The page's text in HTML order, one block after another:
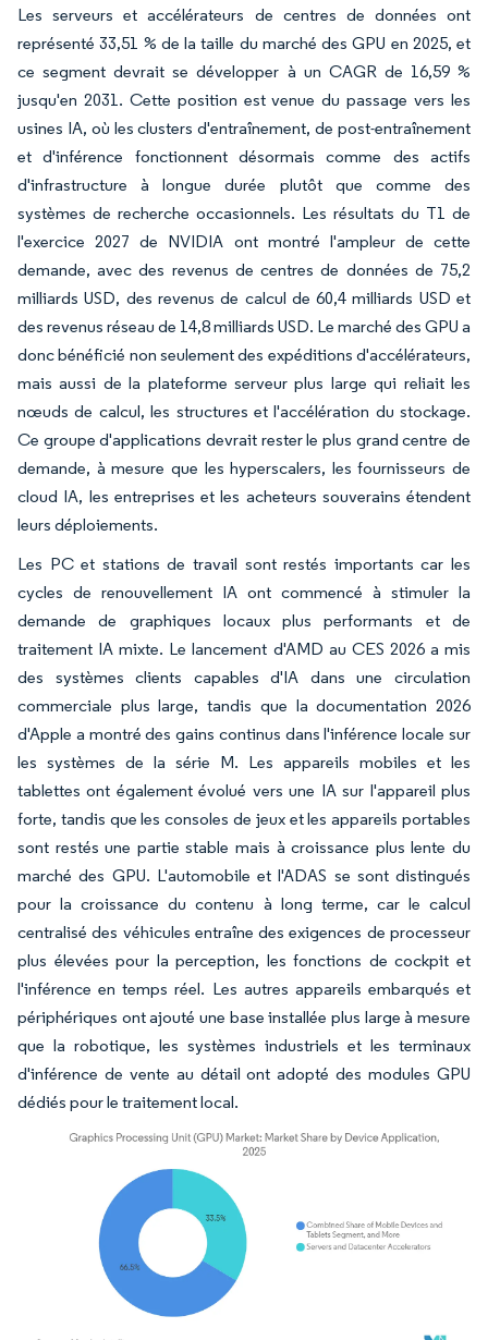
Les serveurs et accélérateurs de centres de données ont
représenté 33,51 % de la taille du marché des GPU en 2025, et
ce segment devrait se développer à un CAGR de 16,59 %
jusqu'en 2031. Cette position est venue du passage vers les
usines IA, où les clusters d'entraînement, de post-entraînement
et d'inférence fonctionnent désormais comme des actifs
d'infrastructure à longue durée plutôt que comme des
systèmes de recherche occasionnels. Les résultats du T1 de
l'exercice 2027 de NVIDIA ont montré l'ampleur de cette
demande, avec des revenus de centres de données de 75,2
milliards USD, des revenus de calcul de 60,4 milliards USD et
des revenus réseau de 14,8 milliards USD. Le marché des GPU a
donc bénéficié non seulement des expéditions d'accélérateurs,
mais aussi de la plateforme serveur plus large qui reliait les
nœuds de calcul, les structures et l'accélération du stockage.
Ce groupe d'applications devrait rester le plus grand centre de
demande, à mesure que les hyperscalers, les fournisseurs de
cloud IA, les entreprises et les acheteurs souverains étendent
leurs déploiements.
Les PC et stations de travail sont restés importants car les
cycles de renouvellement IA ont commencé à stimuler la
demande de graphiques locaux plus performants et de
traitement IA mixte. Le lancement d'AMD au CES 2026 a mis
des systèmes clients capables d'IA dans une circulation
commerciale plus large, tandis que la documentation 2026
d'Apple a montré des gains continus dans l'inférence locale sur
les systèmes de la série M. Les appareils mobiles et les
tablettes ont également évolué vers une IA sur l'appareil plus
forte, tandis que les consoles de jeux et les appareils portables
sont restés une partie stable mais à croissance plus lente du
marché des GPU. L'automobile et l'ADAS se sont distingués
pour la croissance du contenu à long terme, car le calcul
centralisé des véhicules entraîne des exigences de processeur
plus élevées pour la perception, les fonctions de cockpit et
l'inférence en temps réel. Les autres appareils embarqués et
périphériques ont ajouté une base installée plus large à mesure
que la robotique, les systèmes industriels et les terminaux
d'inférence de vente au détail ont adopté des modules GPU
dédiés pour le traitement local.